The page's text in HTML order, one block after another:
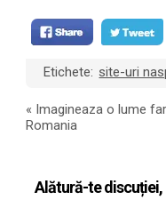
Etichete: site-uri
« Imagineaza o lume
Romania
Alătură-te discuției,